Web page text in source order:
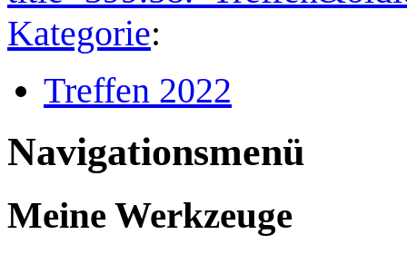
Kategorie:
Treffen 2022
Navigationsmenü
Meine Werkzeuge